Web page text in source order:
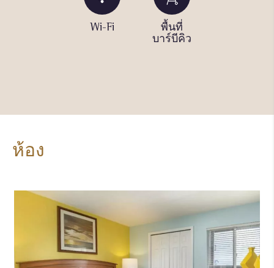
Wi-Fi
พื้นที่
บาร์บีคิว
ห้อง